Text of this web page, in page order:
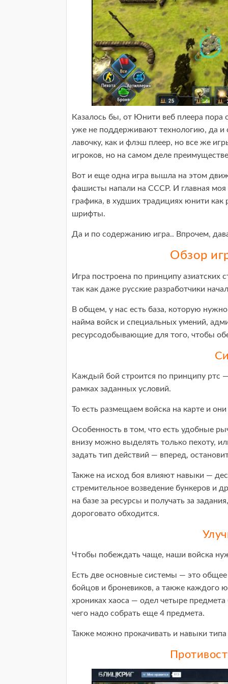
Казалось бы, от Юнити веб плеера пора
уже не поддерживают технологию, да и
лавочку, как и флэш плеер, но все же
игроков, но на самом деле
Вот и еще одна игра вышла на этом
фашисты напали на СССР. И главная моя
графика, в худших традициях юнити
шрифты.
Да и по содержанию игра.. Впрочем,
Обзор
Игра построена по принципу азиатских
так как даже русские разработчики
В общем, у нас есть база, которую
найма войск и специальных умений,
ресурсодобывающие для того, чтобы
Каждый бой строится по принципу ртс
рамках заданных условий.
То есть размещаем войска на карте и
Особенность в том, что есть удобные
внизу можно выделять только пехоту,
задать тип действий — вперед,
Также на исход боя влияют навыки —
стремительное возведение бункеров и
на базе за ресурсы и получать за
дороговато обходится.
Чтобы побеждать чаще, наши войска
Есть две основные системы — это
бойцов и броневиков, а также каждого
хрониках хаоса — одел четыре
чего надо собрать еще 4 предмета.
Также можно прокачивать и навыки типа